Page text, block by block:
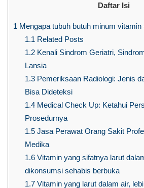
Daftar Isi
1 Mengapa tubuh butuh minum vitamin
1.1 Related Posts
1.2Kenali Sindrom Geriatri,
Lansia
1.3Pemeriksaan Radiologi: Jenis
Bisa Dideteksi
1.4Medical Check Up: Ketahui
Prosedurnya
1.5Jasa Perawat Orang Sakit
Medika
1.6Vitamin yang sifatnya larut
dikonsumsi sehabis berbuka
1.7Vitamin yang larut dalam air,